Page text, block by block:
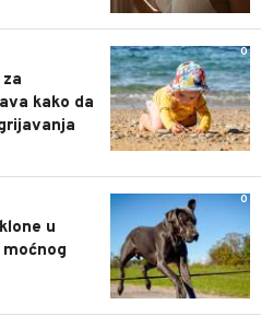
0
kako da
0
u